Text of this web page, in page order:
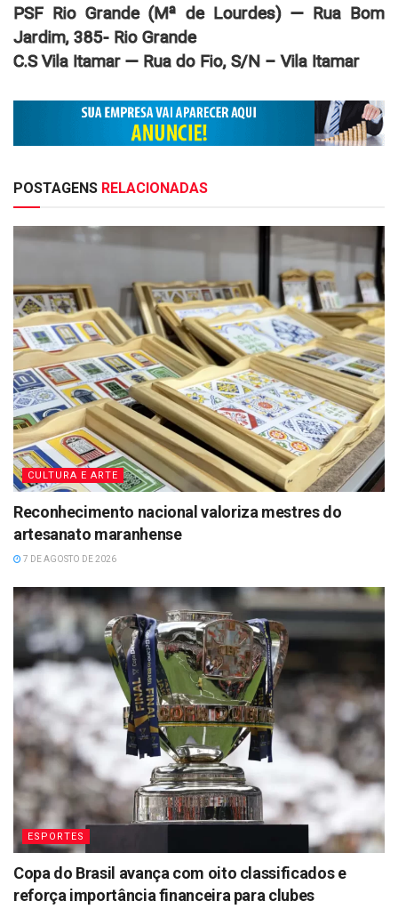
PSF Rio Grande (Mª de Lourdes) — Rua Bom
Jardim, 385- Rio Grande
C.S Vila Itamar — Rua do Fio, S/N – Vila Itamar
POSTAGENS RELACIONADAS
CULTURA E ARTE
Reconhecimento nacional valoriza mestres do
artesanato maranhense
7 DE AGOSTO DE 2026
ESPORTES
Copa do Brasil avança com oito classificados e
reforça importância financeira para clubes